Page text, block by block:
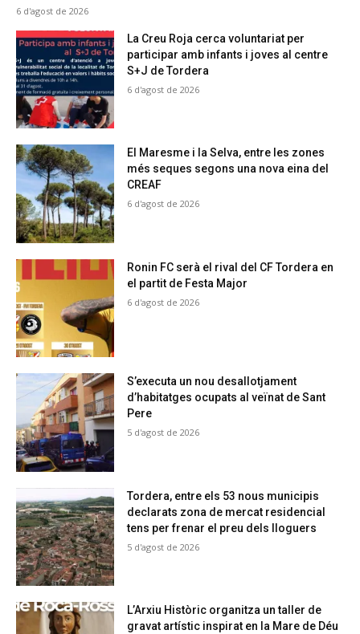
6 d'agost de 2026
La Creu Roja cerca voluntariat per
participar amb infants i joves al centre
S+J de Tordera
6 d'agost de 2026
El Maresme i la Selva, entre les zones
més seques segons una nova eina del
CREAF
6 d'agost de 2026
Ronin FC serà el rival del CF Tordera en
el partit de Festa Major
6 d'agost de 2026
S’executa un nou desallotjament
d’habitatges ocupats al veïnat de Sant
Pere
5 d'agost de 2026
Tordera, entre els 53 nous municipis
declarats zona de mercat residencial
tens per frenar el preu dels lloguers
5 d'agost de 2026
L’Arxiu Històric organitza un taller de
gravat artístic inspirat en la Mare de Déu